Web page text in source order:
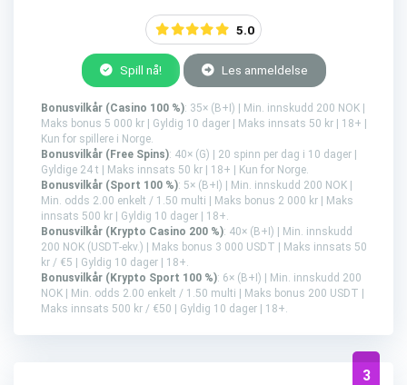
5.0
Spill nå! Les anmeldelse
Bonusvilkår (Casino 100 %): 35× (B+I) | Min. innskudd 200 NOK |
Maks bonus 5 000 kr | Gyldig 10 dager | Maks innsats 50 kr | 18+ |
Kun for spillere i Norge.
Bonusvilkår (Free Spins): 40× (G) | 20 spinn per dag i 10 dager |
Gyldige 24 t | Maks innsats 50 kr | 18+ | Kun for Norge.
Bonusvilkår (Sport 100 %): 5× (B+I) | Min. innskudd 200 NOK |
Min. odds 2.00 enkelt / 1.50 multi | Maks bonus 2 000 kr | Maks
innsats 500 kr | Gyldig 10 dager | 18+.
Bonusvilkår (Krypto Casino 200 %): 40× (B+I) | Min. innskudd
200 NOK (USDT-ekv.) | Maks bonus 3 000 USDT | Maks innsats 50
kr / €5 | Gyldig 10 dager | 18+.
Bonusvilkår (Krypto Sport 100 %): 6× (B+I) | Min. innskudd 200
NOK | Min. odds 2.00 enkelt / 1.50 multi | Maks bonus 200 USDT |
Maks innsats 500 kr / €50 | Gyldig 10 dager | 18+.
3